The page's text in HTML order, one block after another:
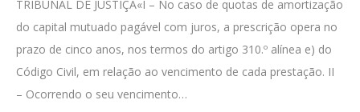
TRIBUNAL DE JUSTIÇA«I – No caso de quotas de amortização
do capital mutuado pagável com juros, a prescrição opera no
prazo de cinco anos, nos termos do artigo 310.º alínea e) do
Código Civil, em relação ao vencimento de cada prestação. II
– Ocorrendo o seu vencimento…